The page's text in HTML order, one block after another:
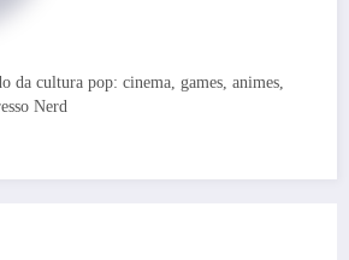
da cultura pop: cinema, games, animes,
Nerd